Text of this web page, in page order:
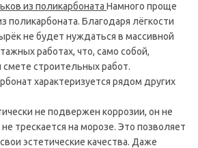
из поликарбоната Намного проще
поликарбоната. Благодаря лёгкости
не будет нуждаться в массивной
работах, что, само собой,
смете строительных работ.
характеризуется рядом других
не подвержен коррозии, он не
трескается на морозе. Это позволяет
эстетические качества. Даже